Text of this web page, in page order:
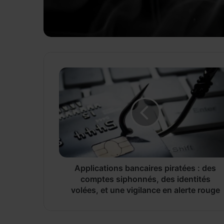
A
l
i
t
i
Applications bancaires piratées : des
comptes siphonnés, des identités
volées, et une vigilance en alerte rouge